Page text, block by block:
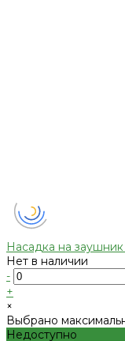
Насадка на
Нет в наличии
-
+
×
Выбрано
Недоступно